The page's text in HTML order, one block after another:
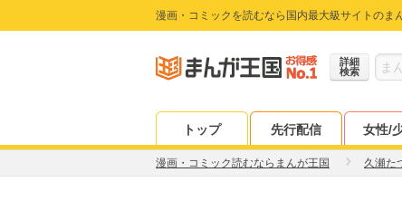
漫画・コミックを読むなら国内最大級サイトのま
詳細
検索
トップ 先行配信 女性/
漫画・コミック読むならまんが王国 久瀬た